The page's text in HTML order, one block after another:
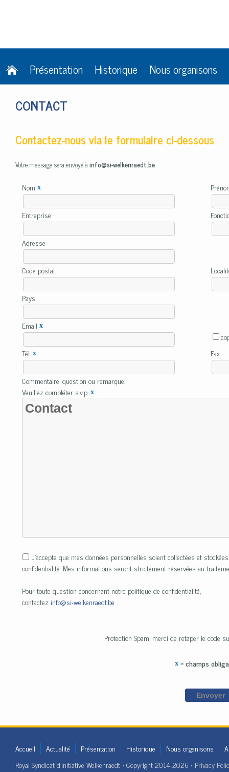
Présentation Historique Nous organisons
CONTACT
Contactez-nous via le formulaire ci-dessous
Votre message sera envoyé àinfo@si-welkenraedt.be
Nom x
Entreprise
Adresse
Code postal
Pays
Email x
Tél. x Fax
Commentaire, question ou remarque.
Veuillez compléter s.v.p. x
J’accepte que mes données personnelles soient collectées et
confidentialité. Mes informations seront strictement réservées au
Pour toute question concernant notre politique de confidentialité,
contactez info@si-welkenraedt.be .
Protection Spam, merci de retaper le code
x =champs
Accueil Actualité Présentation Historique Nous organisons
Royal Syndicat d'Initiative Welkenraedt • Copyright 2014-2026 • Privacy